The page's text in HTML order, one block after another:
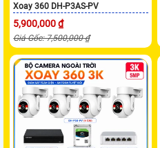
Xoay 360 DH-P3AS-PV
5,900,000 ₫
Giá Gốc: 7,500,000 ₫